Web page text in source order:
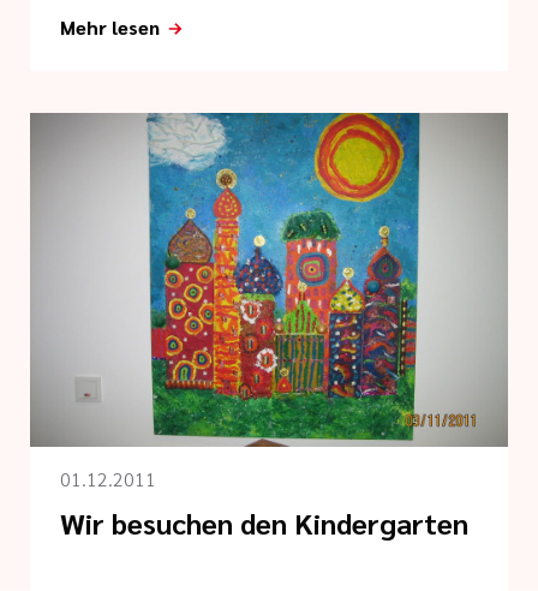
Mehr lesen
01.12.2011
Wir besuchen den Kindergarten